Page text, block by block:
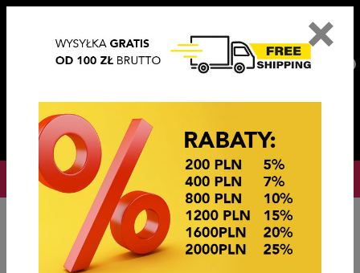
OKAZJE CENOWE
Biżuteria dziecięca
×